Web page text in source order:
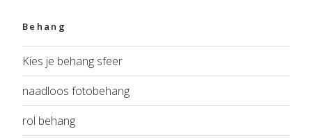
Behang
Kies je behang sfeer
naadloos fotobehang
rol behang